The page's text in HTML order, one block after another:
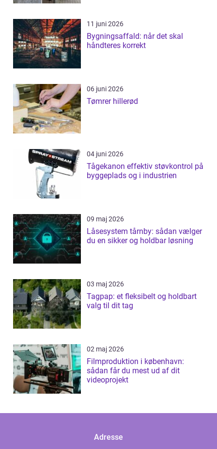
11 juni 2026
Bygningsaffald: når det skal
håndteres korrekt
06 juni 2026
Tømrer hillerød
04 juni 2026
Tågekanon effektiv støvkontrol på
byggeplads og i industrien
09 maj 2026
Låsesystem tårnby: sådan vælger
du en sikker og holdbar løsning
03 maj 2026
Tagpap: et fleksibelt og holdbart
valg til dit tag
02 maj 2026
Filmproduktion i københavn:
sådan får du mest ud af dit
videoprojekt
Adresse